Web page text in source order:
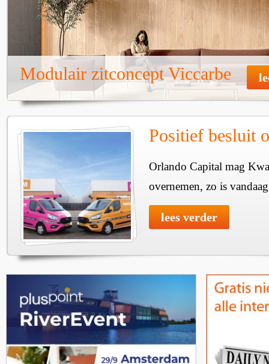
Modulair zitconcept Viccarbe
Positief besluit
Orlando Capital mag
overnemen, zo is
lees verder